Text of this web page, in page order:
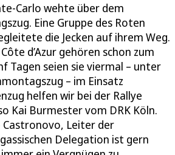
Carlo wehte über dem
Eine Gruppe des Roten
die Jecken auf ihrem Weg.
d’Azur gehören schon zum
Tagen seien sie viermal – unter
– im Einsatz
helfen wir bei der Rallye
Kai Burmester vom DRK Köln.
Castronovo, Leiter der
Delegation ist gern